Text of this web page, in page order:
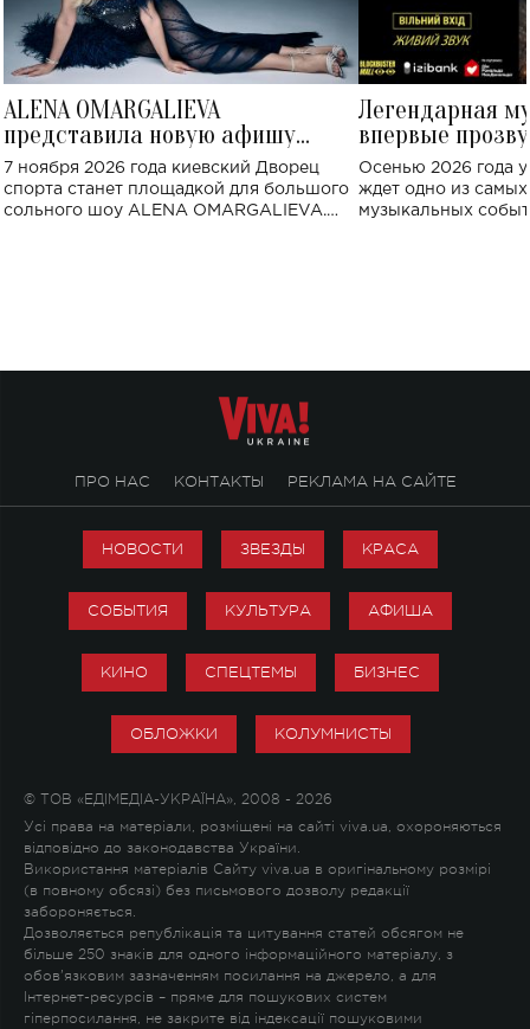
ALENA OMARGALIEVA
представила новую афишу
большого концерта во Дворце
спорта
7 ноября 2026 года киевский Дворец
спорта станет площадкой для большого
сольного шоу ALENA OMARGALIEVA.
Легендарная
впервые
Украине: где
Осенью 2026 года
ждет одно из
музыкальных
ПРО НАС КОНТАКТЫ РЕКЛАМА НА САЙТЕ
НОВОСТИ ЗВЕЗДЫ КРАСА
СОБЫТИЯ КУЛЬТУРА АФИША
КИНО СПЕЦТЕМЫ БИЗНЕС
ОБЛОЖКИ КОЛУМНИСТЫ
© ТОВ «ЕДІМЕДІА-УКРАЇНА», 2008 - 2026
Усі права на матеріали, розміщені на сайті viva.ua, охороняються
відповідно до законодавства України.
Використання матеріалів Сайту viva.ua в оригінальному розмірі
(в повному обсязі) без письмового дозволу редакції
забороняється.
Дозволяється републікація та цитування статей обсягом не
більше 250 знаків для одного інформаційного матеріалу, з
обов'язковим зазначенням посилання на джерело, а для
Інтернет-ресурсів – пряме для пошукових систем
гіперпосилання, не закрите від індексації пошуковими